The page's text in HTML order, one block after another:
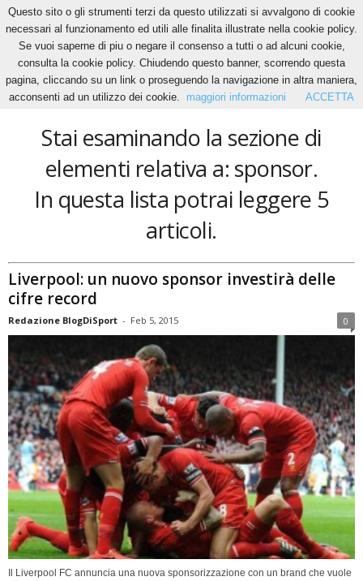
Home Tags Sponsor
sponsor
Stai esaminando la sezione di
elementi relativa a: sponsor.
In questa lista potrai leggere 5
articoli.
Liverpool: un nuovo sponsor investirà delle
cifre record
Redazione BlogDiSport - Feb 5, 2015 0
Il Liverpool FC annuncia una nuova sponsorizzazione con un brand che vuole
Questo sito o gli strumenti terzi da questo utilizzati si avvalgono di cookie
necessari al funzionamento ed utili alle finalita illustrate nella cookie policy.
Se vuoi saperne di piu o negare il consenso a tutti o ad alcuni cookie,
consulta la cookie policy. Chiudendo questo banner, scorrendo questa
pagina, cliccando su un link o proseguendo la navigazione in altra maniera,
acconsenti ad un utilizzo dei cookie.
maggiori informazioni ACCETTA